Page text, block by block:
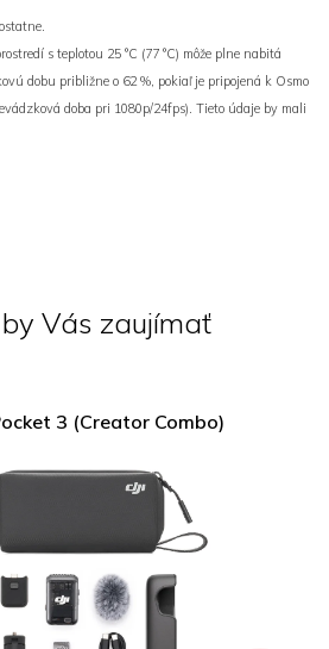
s teplotou 25 °C (77 °C) môže plne nabitá
dobu približne o 62 %, pokiaľ je pripojená k Osmo
doba pri 1080p/24fps). Tieto údaje by mali
Vás zaujímať
3 (Creator Combo)